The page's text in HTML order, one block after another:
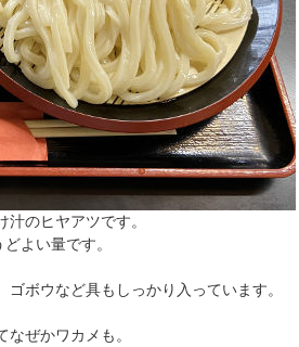
のヒヤアツです。
よい量です。
ボウなど具もしっかり入っています。
ぜかワカメも。